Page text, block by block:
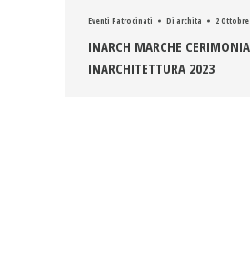
Eventi Patrocinati Di archita 2 Ottobre
INARCH MARCHE
INARCHITETTURA 2023